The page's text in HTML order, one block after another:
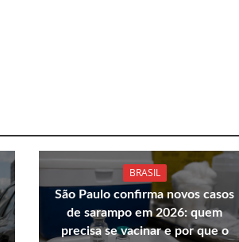
BRASIL
São Paulo confirma novos casos
de sarampo em 2026: quem
precisa se vacinar e por que o